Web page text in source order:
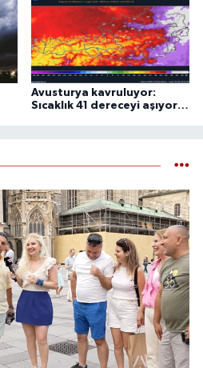
Avusturya kavruluyor:
Sıcaklık 41 dereceyi aşıyor,